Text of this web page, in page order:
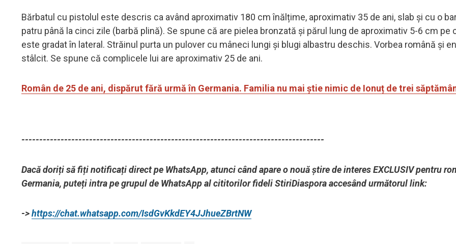
Bărbatul cu pistolul este descris ca având aproximativ 180 cm înălțime, aproximativ 35 de ani, slab și cu o
patru până la cinci zile (barbă plină). Se spune că are pielea bronzată și părul lung de aproximativ 5-6 cm pe
este gradat în lateral. Străinul purta un pulover cu mâneci lungi și blugi albastru deschis. Vorbea română și
stâlcit. Se spune că complicele lui are aproximativ 25 de ani.
Român de 25 de ani, dispărut fără urmă în Germania. Familia nu mai știe nimic de Ionuț de trei
-------------------------------------------------------------------------------------
Dacă doriți să fiți notificați direct pe WhatsApp, atunci când apare o nouă știre de interes EXCLUSIV pentru
Germania, puteți intra pe grupul de WhatsApp al cititorilor fideli StiriDiaspora accesând următorul link:
->https://chat.whatsapp.com/IsdGvKkdEY4JJhueZBrtNW